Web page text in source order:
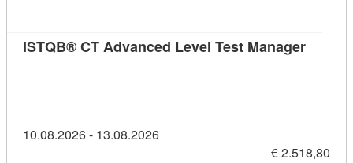
ISTQB® CT Advanced Level Test Manager
10.08.2026 - 13.08.2026
€ 2.518,80